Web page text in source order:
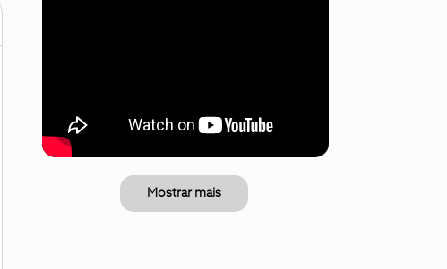
Mostrar mais